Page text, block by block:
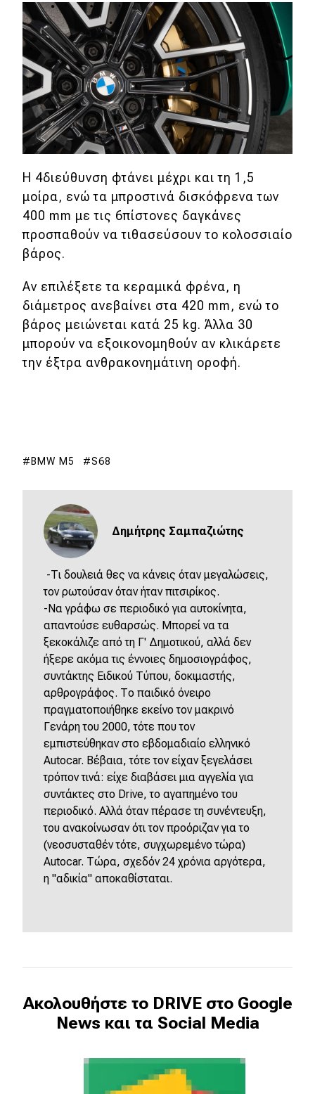
Η 4διεύθυνση φτάνει μέχρι και τη 1,5
μοίρα, ενώ τα μπροστινά δισκόφρενα των
400 mm με τις 6πίστονες δαγκάνες
προσπαθούν να τιθασεύσουν το κολοσσιαίο
βάρος.
Αν επιλέξετε τα κεραμικά φρένα, η
διάμετρος ανεβαίνει στα 420 mm, ενώ το
βάρος μειώνεται κατά 25 kg. Άλλα 30
μπορούν να εξοικονομηθούν αν κλικάρετε
την έξτρα ανθρακονημάτινη οροφή.
BMW M5 S68
Δημήτρης Σαμπαζιώτης
-Τι δουλειά θες να κάνεις όταν μεγαλώσεις,
τον ρωτούσαν όταν ήταν πιτσιρίκος.
-Να γράφω σε περιοδικό για αυτοκίνητα,
απαντούσε ευθαρσώς. Μπορεί να τα
ξεκοκάλιζε από τη Γ' Δημοτικού, αλλά δεν
ήξερε ακόμα τις έννοιες δημοσιογράφος,
συντάκτης Ειδικού Τύπου, δοκιμαστής,
αρθρογράφος. Το παιδικό όνειρο
πραγματοποιήθηκε εκείνο τον μακρινό
Γενάρη του 2000, τότε που τον
εμπιστεύθηκαν στο εβδομαδιαίο ελληνικό
Autocar. Βέβαια, τότε τον είχαν ξεγελάσει
τρόπον τινά: είχε διαβάσει μια αγγελία για
συντάκτες στο Drive, το αγαπημένο του
περιοδικό. Αλλά όταν πέρασε τη συνέντευξη,
του ανακοίνωσαν ότι τον προόριζαν για το
(νεοσυσταθέν τότε, συγχωρεμένο τώρα)
Autocar. Τώρα, σχεδόν 24 χρόνια αργότερα,
η "αδικία" αποκαθίσταται.
Ακολουθήστε το DRIVE στο Google
News και τα Social Media